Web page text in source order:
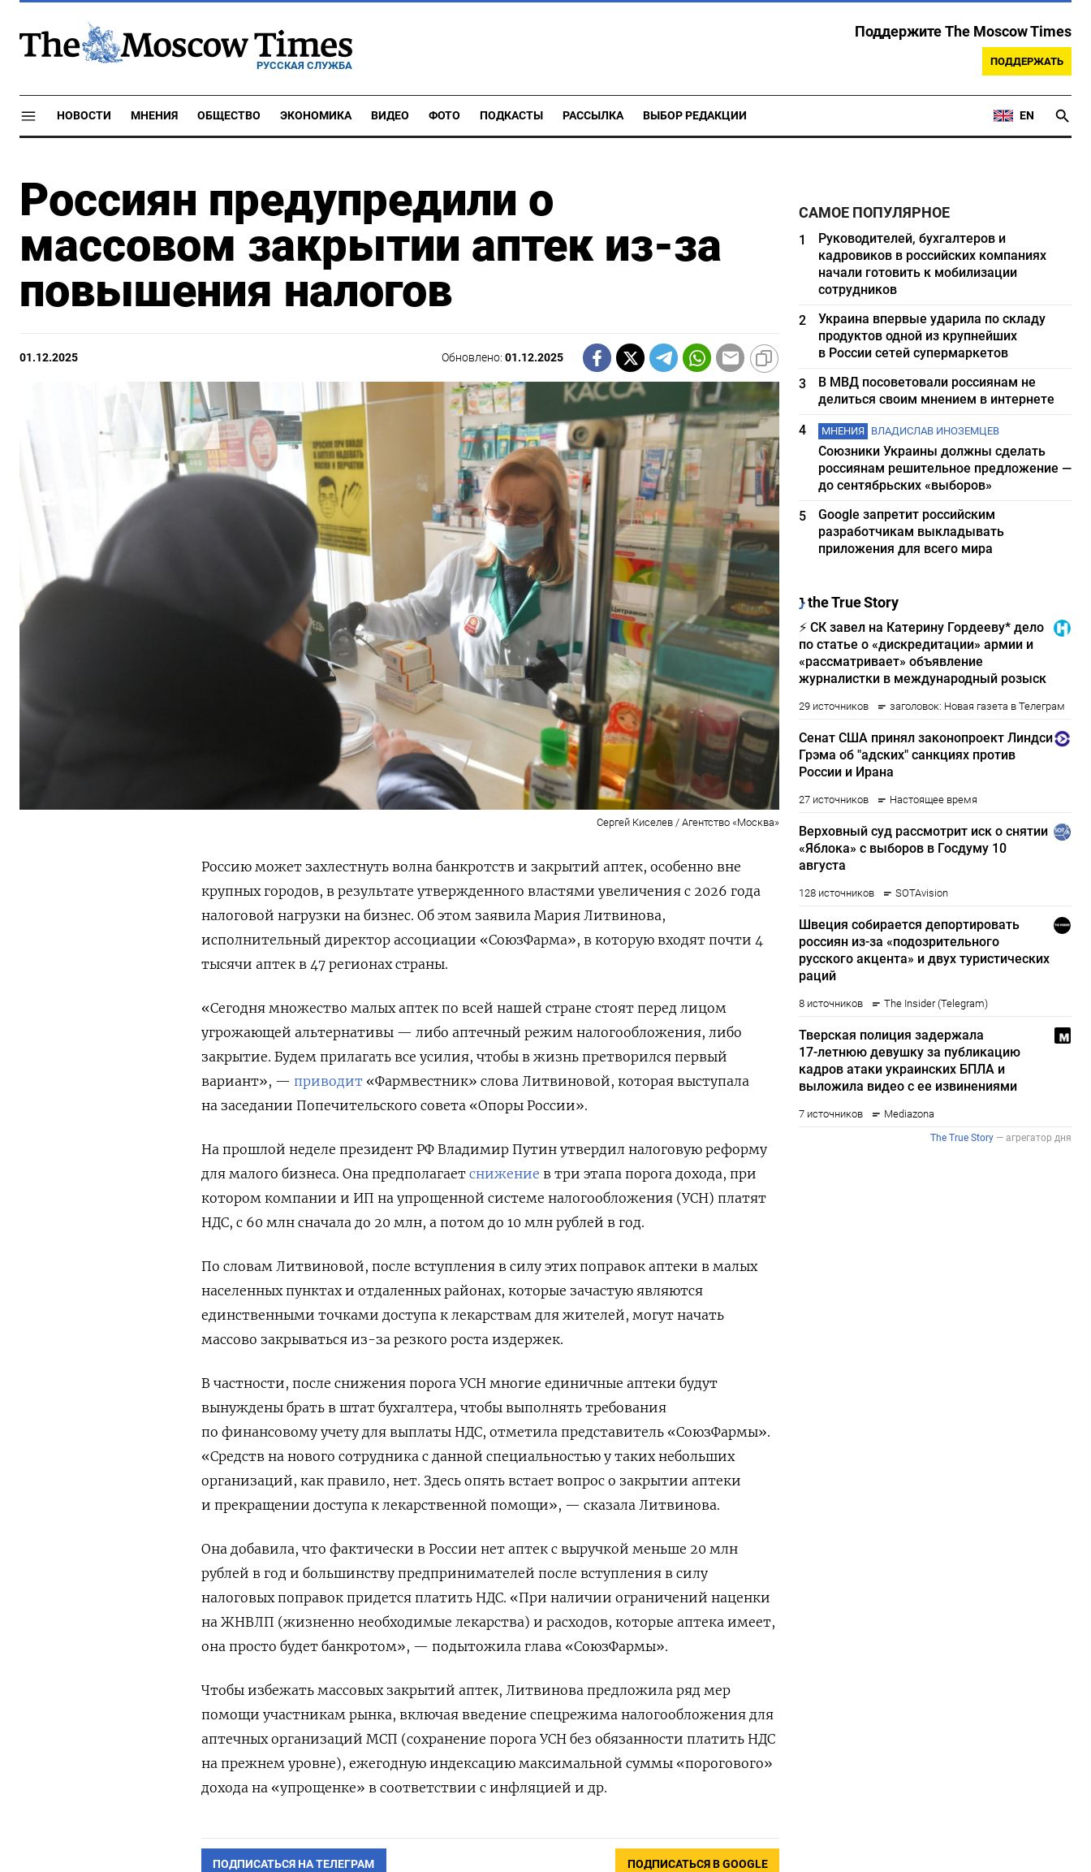
РУССКАЯ СЛУЖБА
Поддержите The Moscow Times
ПОДДЕРЖАТЬ
НОВОСТИ МНЕНИЯ ОБЩЕСТВО ЭКОНОМИКА ВИДЕО ФОТО ПОДКАСТЫ РАССЫЛКА ВЫБОР РЕДАКЦИИ EN
Россиян предупредили о
массовом закрытии аптек из-за
повышения налогов
01.12.2025 Обновлено:01.12.2025
Сергей Киселев / Агентство «Москва»
Россию может захлестнуть волна банкротств и закрытий аптек, особенно вне
крупных городов, в результате утвержденного властями увеличения с 2026 года
налоговой нагрузки на бизнес. Об этом заявила Мария Литвинова,
исполнительный директор ассоциации «СоюзФарма», в которую входят почти 4
тысячи аптек в 47 регионах страны.
«Сегодня множество малых аптек по всей нашей стране стоят перед лицом
угрожающей альтернативы — либо аптечный режим налогообложения, либо
закрытие. Будем прилагать все усилия, чтобы в жизнь претворился первый
вариант», — приводит «Фармвестник» слова Литвиновой, которая выступала
на заседании Попечительского совета «Опоры России».
На прошлой неделе президент РФ Владимир Путин утвердил налоговую реформу
для малого бизнеса. Она предполагает снижение в три этапа порога дохода, при
котором компании и ИП на упрощенной системе налогообложения (УСН) платят
НДС, с 60 млн сначала до 20 млн, а потом до 10 млн рублей в год.
По словам Литвиновой, после вступления в силу этих поправок аптеки в малых
населенных пунктах и отдаленных районах, которые зачастую являются
единственными точками доступа к лекарствам для жителей, могут начать
массово закрываться из-за резкого роста издержек.
В частности, после снижения порога УСН многие единичные аптеки будут
вынуждены брать в штат бухгалтера, чтобы выполнять требования
по финансовому учету для выплаты НДС, отметила представитель «СоюзФармы».
«Средств на нового сотрудника с данной специальностью у таких небольших
организаций, как правило, нет. Здесь опять встает вопрос о закрытии аптеки
и прекращении доступа к лекарственной помощи», — сказала Литвинова.
Она добавила, что фактически в России нет аптек с выручкой меньше 20 млн
рублей в год и большинству предпринимателей после вступления в силу
налоговых поправок придется платить НДС. «При наличии ограничений наценки
на ЖНВЛП (жизненно необходимые лекарства) и расходов, которые аптека имеет,
она просто будет банкротом», — подытожила глава «СоюзФармы».
Чтобы избежать массовых закрытий аптек, Литвинова предложила ряд мер
помощи участникам рынка, включая введение спецрежима налогообложения для
аптечных организаций МСП (сохранение порога УСН без обязанности платить НДС
на прежнем уровне), ежегодную индексацию максимальной суммы «порогового»
дохода на «упрощенке» в соответствии с инфляцией и др.
ПОДПИСАТЬСЯ НА ТЕЛЕГРАМ ПОДПИСАТЬСЯ В GOOGLE
САМОЕ ПОПУЛЯРНОЕ
1
Руководителей, бухгалтеров и
кадровиков в российских компаниях
начали готовить к мобилизации
сотрудников
2
Украина впервые ударила по складу
продуктов одной из крупнейших
в России сетей супермаркетов
3
В МВД посоветовали россиянам не
делиться своим мнением в интернете
4
МНЕНИЯ ВЛАДИСЛАВ ИНОЗЕМЦЕВ
Союзники Украины должны сделать
россиянам решительное предложение —
до сентябрьских «выборов»
5
Google запретит российским
разработчикам выкладывать
приложения для всего мира